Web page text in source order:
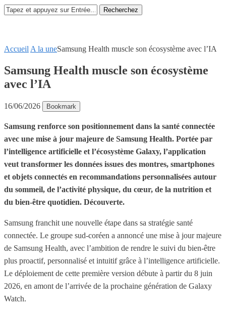
Recherchez
Accueil A la uneSamsung Health muscle son écosystème avec l’IA
Samsung Health muscle son écosystème
avec l’IA
16/06/2026 Bookmark
Samsung renforce son positionnement dans la santé connectée
avec une mise à jour majeure de Samsung Health. Portée par
l’intelligence artificielle et l’écosystème Galaxy, l’application
veut transformer les données issues des montres, smartphones
et objets connectés en recommandations personnalisées autour
du sommeil, de l’activité physique, du cœur, de la nutrition et
du bien-être quotidien. Découverte.
Samsung franchit une nouvelle étape dans sa stratégie santé
connectée. Le groupe sud-coréen a annoncé une mise à jour majeure
de Samsung Health, avec l’ambition de rendre le suivi du bien-être
plus proactif, personnalisé et intuitif grâce à l’intelligence artificielle.
Le déploiement de cette première version débute à partir du 8 juin
2026, en amont de l’arrivée de la prochaine génération de Galaxy
Watch.